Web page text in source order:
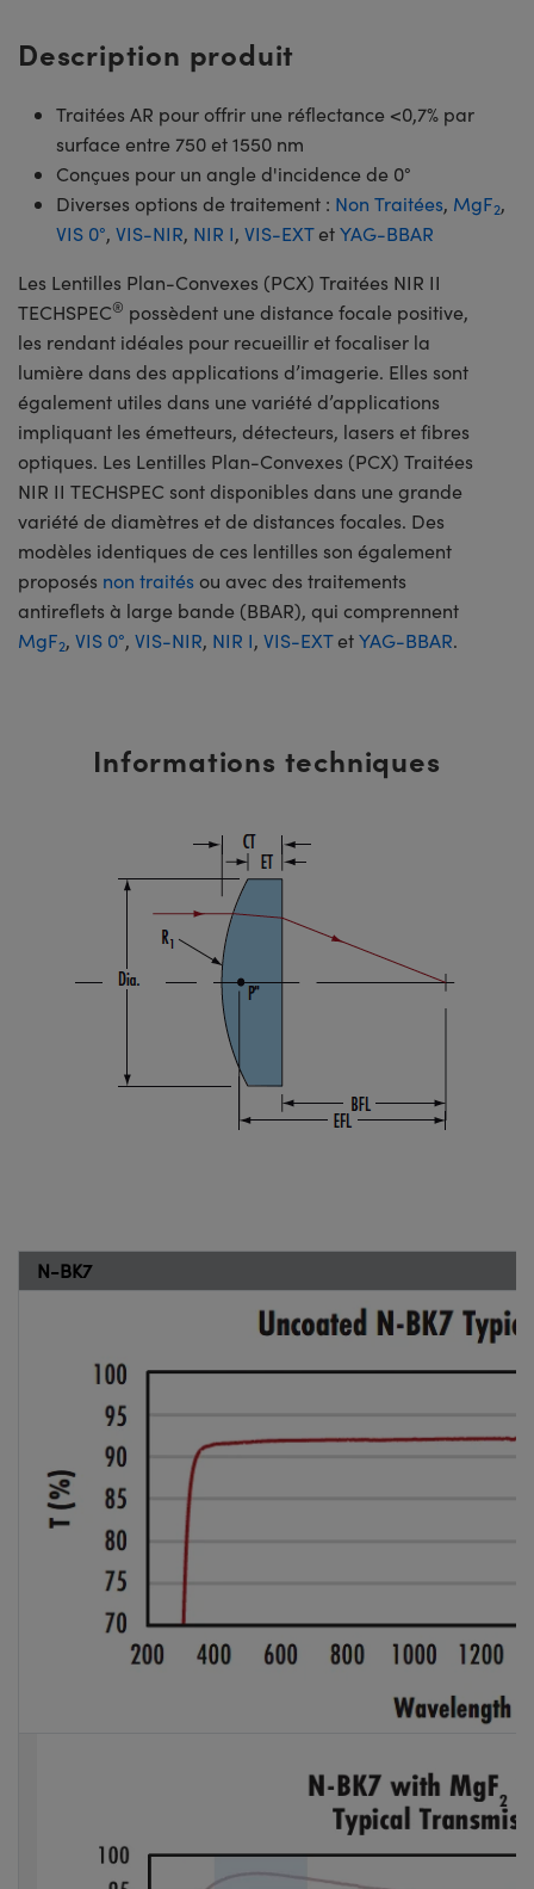
Description produit
Traitées AR pour offrir une réflectance <0,7% par
surface entre 750 et 1550 nm
Conçues pour un angle d'incidence de 0°
Diverses options de traitement : Non Traitées, MgF2,
VIS 0°, VIS-NIR, NIR I, VIS-EXTetYAG-BBAR
Les Lentilles Plan-Convexes (PCX) Traitées NIR II
TECHSPEC® possèdent une distance focale positive,
les rendant idéales pour recueillir et focaliser la
lumière dans des applications d’imagerie. Elles sont
également utiles dans une variété d’applications
impliquant les émetteurs, détecteurs, lasers et fibres
optiques. Les Lentilles Plan-Convexes (PCX) Traitées
NIR II TECHSPEC sont disponibles dans une grande
variété de diamètres et de distances focales. Des
modèles identiques de ces lentilles son également
proposés non traités ou avec des traitements
antireflets à large bande (BBAR), qui comprennent
MgF2, VIS 0°, VIS-NIR, NIR I, VIS-EXTetYAG-BBAR.
Informations techniques
N-BK7